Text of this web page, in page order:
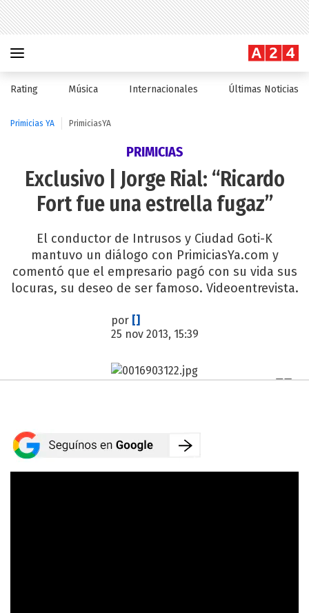
Rating Música Internacionales Últimas Noticias
Primicias YA PrimiciasYA
PRIMICIAS
Exclusivo | Jorge Rial: “Ricardo
Fort fue una estrella fugaz”
El conductor de Intrusos y Ciudad Goti-K
mantuvo un diálogo con PrimiciasYa.com y
comentó que el empresario pagó con su vida sus
locuras, su deseo de ser famoso. Videoentrevista.
por []
25 nov 2013, 15:39